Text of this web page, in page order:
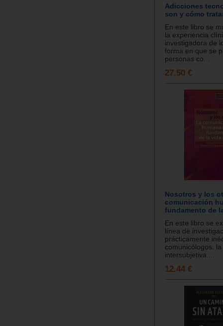
Adicciones
son y cómo
En este libro se
la experiencia
investigadora de
forma en que se
personas co...
27.50 €
Nosotros y los
comunicación
fundamento de
En este libro se
línea de
prácticamente
comunicólogos:
intersubjetiva....
12.44 €